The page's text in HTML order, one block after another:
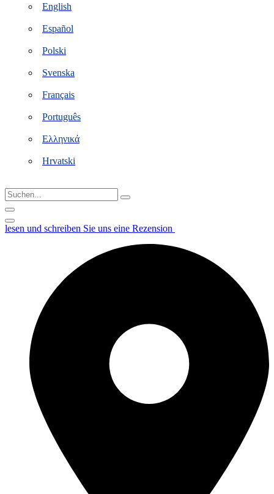
English
Español
Polski
Svenska
Français
Português
Ελληνικά
Hrvatski
Suchen...
lesen und schreiben Sie uns eine Rezension